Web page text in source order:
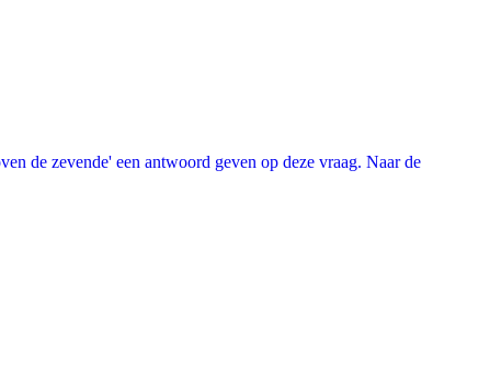
de zevende' een antwoord geven op deze vraag. Naar de